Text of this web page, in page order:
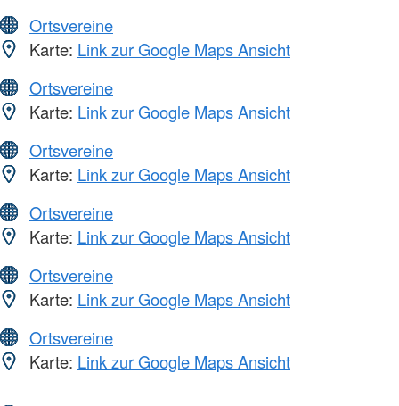
Ortsvereine
Karte: Link zur Google Maps Ansicht
Ortsvereine
Karte: Link zur Google Maps Ansicht
Ortsvereine
Karte: Link zur Google Maps Ansicht
Ortsvereine
Karte: Link zur Google Maps Ansicht
Ortsvereine
Karte: Link zur Google Maps Ansicht
Ortsvereine
Karte: Link zur Google Maps Ansicht